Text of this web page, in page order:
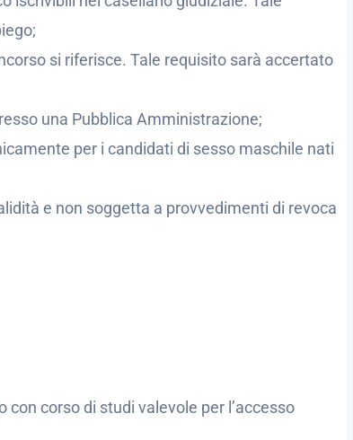
si riferisce. Tale requisito sarà accertato
una Pubblica Amministrazione;
per i candidati di sesso maschile nati
e non soggetta a provvedimenti di revoca
corso di studi valevole per l’accesso